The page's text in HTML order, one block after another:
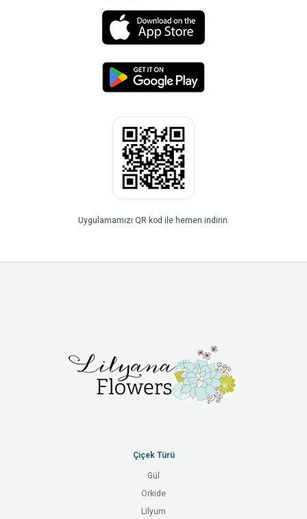
Uygulamamızı QR kod ile hemen indirin.
Çiçek Türü
Gül
Orkide
Lilyum